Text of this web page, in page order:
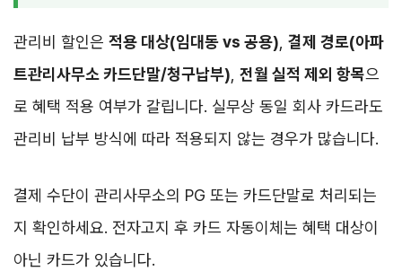
관리비 할인은 적용 대상(임대동 vs 공용) 결제 경로(아파
트관리사무소 카드단말/청구납부) 전월 실적 제외 항목으
로 혜택 적용 여부가 갈립니다. 실무상 동일 회사 카드라도
관리비 납부 방식에 따라 적용되지 않는 경우가 많습니다.
결제 수단이 관리사무소의 PG 또는 카드단말로 처리되는
지 확인하세요. 전자고지 후 카드 자동이체는 혜택 대상이
아닌 카드가 있습니다.